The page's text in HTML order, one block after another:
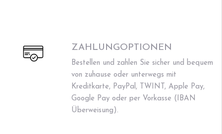
ZAHLUNGOPTIONEN
Bestellen und zahlen Sie sicher und bequem
von zuhause oder unterwegs mit
Kreditkarte, PayPal, TWINT, Apple Pay,
Google Pay oder per Vorkasse (IBAN
Überweisung).